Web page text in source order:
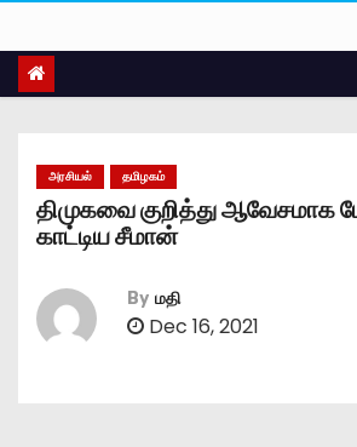
அரசியல் தமிழகம்
திமுகவை குறித்து ஆவேசமாக
காட்டிய சீமான்
By மதி
Dec 16, 2021